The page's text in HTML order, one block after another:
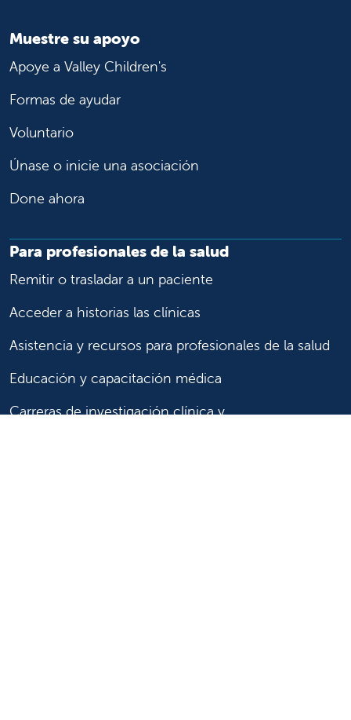
Muestre su apoyo
Apoye a Valley Children's
Formas de ayudar
Voluntario
Únase o inicie una asociación
Done ahora
Para profesionales de la salud
Remitir o trasladar a un paciente
Acceder a historias las clínicas
Asistencia y recursos para profesionales de la salud
Educación y capacitación médica
Carreras de investigación clínica y